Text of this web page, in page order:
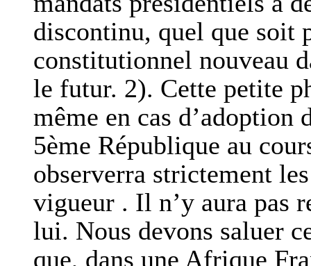
discontinu, quel que soit
constitutionnel nouveau
le futur. 2). Cette petite
même en cas
5ème République au
observerra strictement
vigueur . Il n’y aura pas
lui. Nous devons saluer
que, dans une Afrique